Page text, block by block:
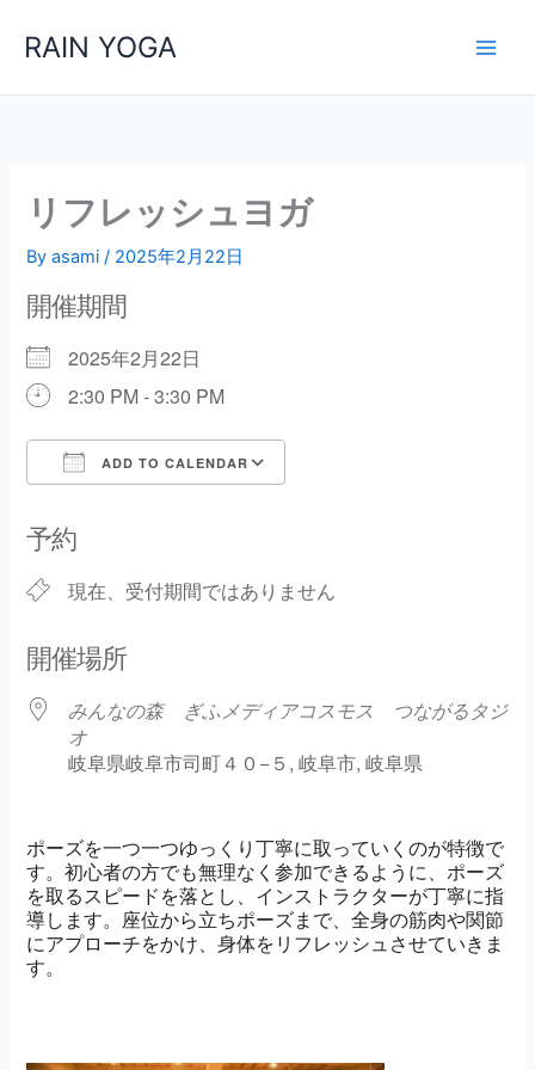
ス
RAIN YOGA
リフレッシュヨガ
Byasami/ 2025年2月22日
開催期間
2025年2月22日
2:30 PM - 3:30 PM
ADD TO CALENDAR
予約
現在、受付期間ではありません
開催場所
みんなの森 ぎふメディアコスモス つながるタジ
オ
岐阜県岐阜市司町４０−５, 岐阜市, 岐阜県
ポーズを一つ一つゆっくり丁寧に取っていくのが特徴で
す。初心者の方でも無理なく参加できるように、ポーズ
を取るスピードを落とし、インストラクターが丁寧に指
導します。座位から立ちポーズまで、全身の筋肉や関節
にアプローチをかけ、身体をリフレッシュさせていきま
す。